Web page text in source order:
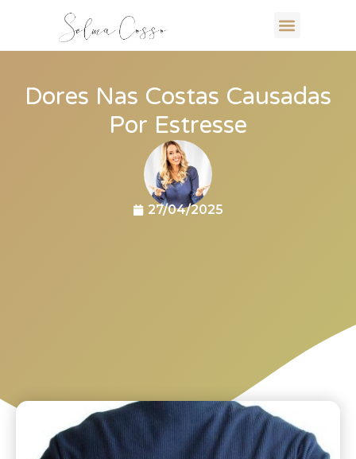
Dores Nas Costas Causadas
Por Estresse
27/04/2025